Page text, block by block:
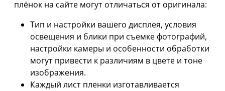
плёнок на сайте могут отличаться от оригинала:
Тип и настройки вашего дисплея, условия
освещения и блики при съемке фотографий,
настройки камеры и особенности обработки
могут привести к различиям в цвете и тоне
изображения.
Каждый лист пленки изготавливается